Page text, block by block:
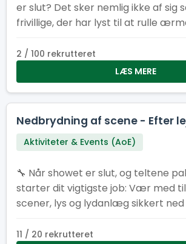
er slut? Det sker nemlig ikke af sig
frivillige, der har lyst til at rulle
2 / 100 rekrutteret
LÆS MERE
Nedbrydning af scene - Efter
Aktiviteter & Events (AoE)
🔧 Når showet er slut, og teltene
starter dit vigtigste job: Vær med
scener, lys og lydanlæg sikkert
11 / 20 rekrutteret